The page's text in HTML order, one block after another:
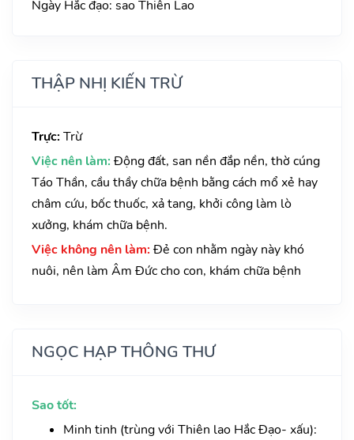
Ngày Hắc đạo: sao Thiên Lao
THẬP NHỊ KIẾN TRỪ
Trực: Trừ
Việc nên làm: Động đất, san nền đắp nền, thờ cúng
Táo Thần, cầu thầy chữa bệnh bằng cách mổ xẻ hay
châm cứu, bốc thuốc, xả tang, khởi công làm lò
xưởng, khám chữa bệnh.
Việc không nên làm: Đẻ con nhằm ngày này khó
nuôi, nên làm Âm Đức cho con, khám chữa bệnh
NGỌC HẠP THÔNG THƯ
Sao tốt:
Minh tinh (trùng với Thiên lao Hắc Đạo- xấu):